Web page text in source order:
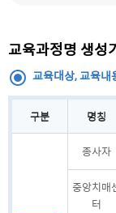
교육과정명 생성
교육대상, 교육내
교육대상, 교육내
구분 명칭
종사자
중앙치매
터